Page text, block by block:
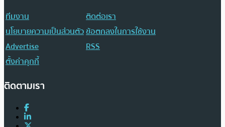
ทีมงาน
ติดต่อเรา
นโยบายความเป็นส่วนตัวข้อตกลงในการใช้งาน
Advertise
RSS
ตั้งค่าคุกกี้
ติดตามเรา